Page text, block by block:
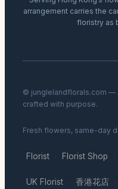
arrangement carries the
floristry as
© junglelandflorals.com —
crafted with purpose.
Fresh flowers, same-day
Florist · Florist Shop ·
UK Florist · 香港花店 ·